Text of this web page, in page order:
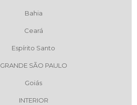
Bahia
Ceará
Espírito Santo
GRANDE SÃO PAULO
Goiás
INTERIOR